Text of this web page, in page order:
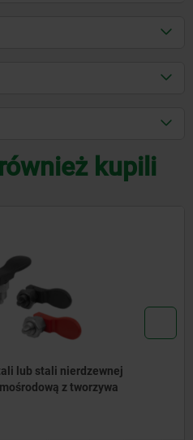
kupili
lub stali nierdzewnej
z tworzywa